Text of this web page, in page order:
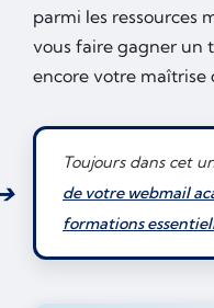
parmi les ressources
vous faire gagner un
encore votre maîtrise
Toujours dans cet
de votre webmail
formations